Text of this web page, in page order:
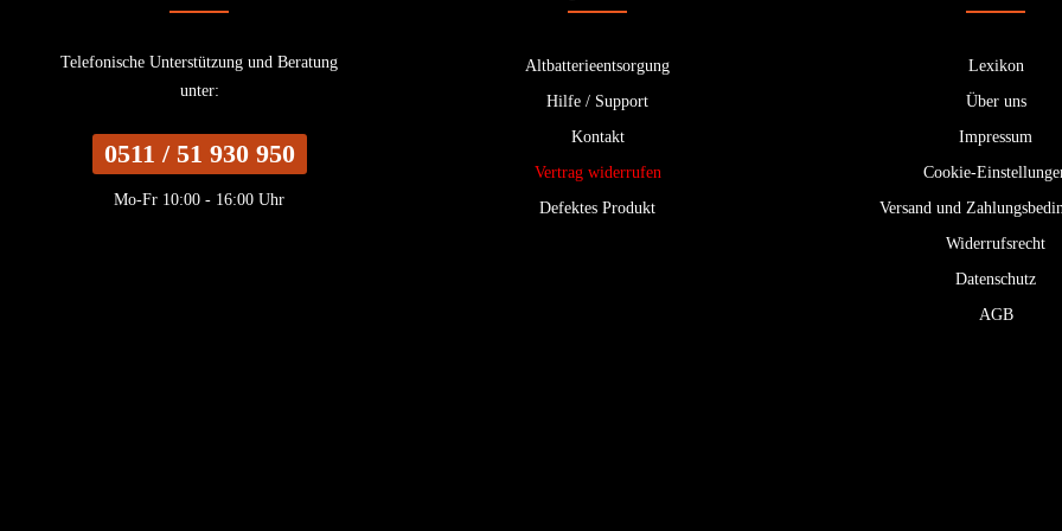
Telefonische Unterstützung und Beratung
unter:
0511 / 51 930 950
Mo-Fr 10:00 - 16:00 Uhr
Altbatterieentsorgung
Hilfe / Support
Kontakt
Vertrag widerrufen
Defektes Produkt
Lexikon
Über uns
Impressum
Cookie-
Versand und
Widerrufsrecht
Datenschutz
AGB